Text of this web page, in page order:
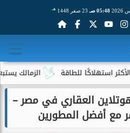
05:48 صـ 23 صفر 1448 هـ
الزمالك يستبعد 4 لاعبين شباب من حساباته في الموسم الجديد للطاقة
العقاري في مصر –
مع أفضل المطورين